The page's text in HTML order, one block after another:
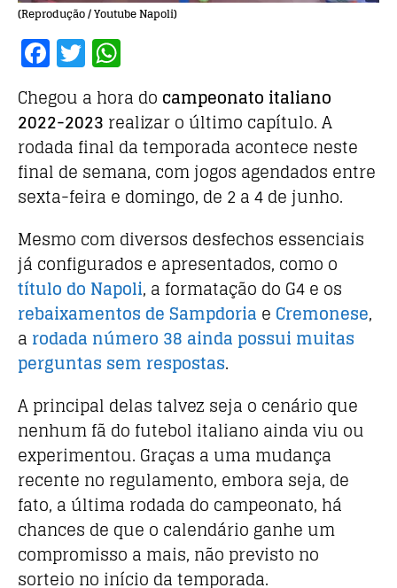
(Reprodução / Youtube Napoli)
F
a
c
e
b
o
o
k
T
w
it
te
r
h
at
s
A
p
p
Chegou a hora do campeonato italiano
2022-2023 realizar o último capítulo. A
rodada final da temporada acontece neste
final de semana, com jogos agendados entre
sexta-feira e domingo, de 2 a 4 de junho.
Mesmo com diversos desfechos essenciais
já configurados e apresentados, como o
título do Napoli, a formatação do G4 e os
rebaixamentos de Sampdoria e Cremonese,
a rodada número 38 ainda possui muitas
perguntas sem respostas.
A principal delas talvez seja o cenário que
nenhum fã do futebol italiano ainda viu ou
experimentou. Graças a uma mudança
recente no regulamento, embora seja, de
fato, a última rodada do campeonato, há
chances de que o calendário ganhe um
compromisso a mais, não previsto no
sorteio no início da temporada.